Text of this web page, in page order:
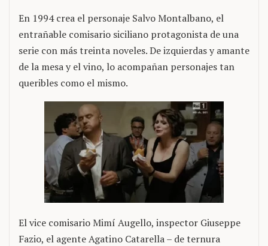
En 1994 crea el personaje Salvo Montalbano, el
entrañable comisario siciliano protagonista de una
serie con más treinta noveles. De izquierdas y amante
de la mesa y el vino, lo acompañan personajes tan
queribles como el mismo.
El vice comisario Mimí Augello, inspector Giuseppe
Fazio, el agente Agatino Catarella – de ternura